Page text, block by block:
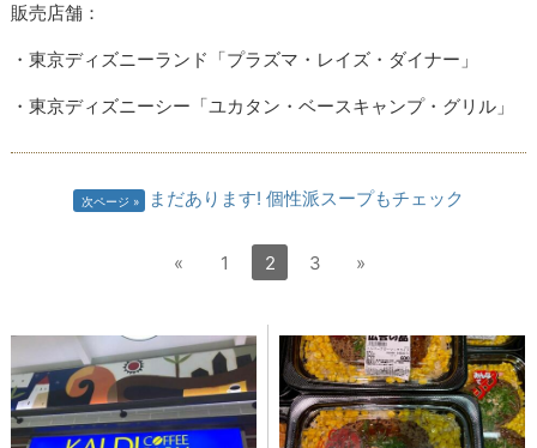
販売店舗：
・東京ディズニーランド「プラズマ・レイズ・ダイナー」
・東京ディズニーシー「ユカタン・ベースキャンプ・グリル」
次ページ まだあります! 個性派スープもチェック
« 1 2 3 »